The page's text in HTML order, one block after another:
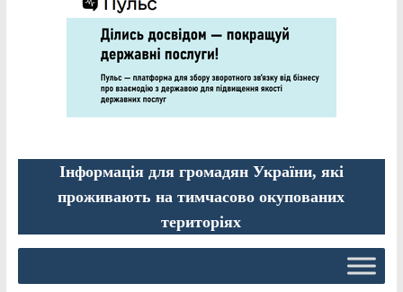
Інформація для громадян України, які
проживають на тимчасово окупованих
територіях